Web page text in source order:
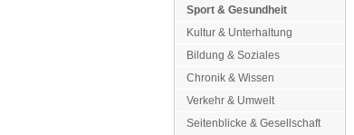
Sport & Gesundheit
Kultur & Unterhaltung
Bildung & Soziales
Chronik & Wissen
Verkehr & Umwelt
Seitenblicke & Gesellschaft